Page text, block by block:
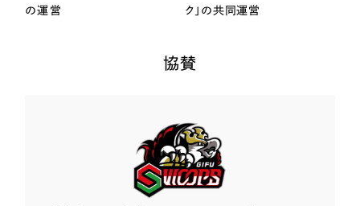
の運営
ク」の共同運営
協賛